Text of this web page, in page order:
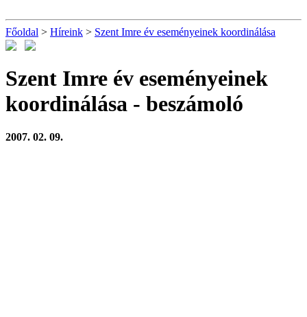
Főoldal > Híreink > Szent Imre év eseményeinek koordinálása
Szent Imre év eseményeinek
koordinálása - beszámoló
2007. 02. 09.